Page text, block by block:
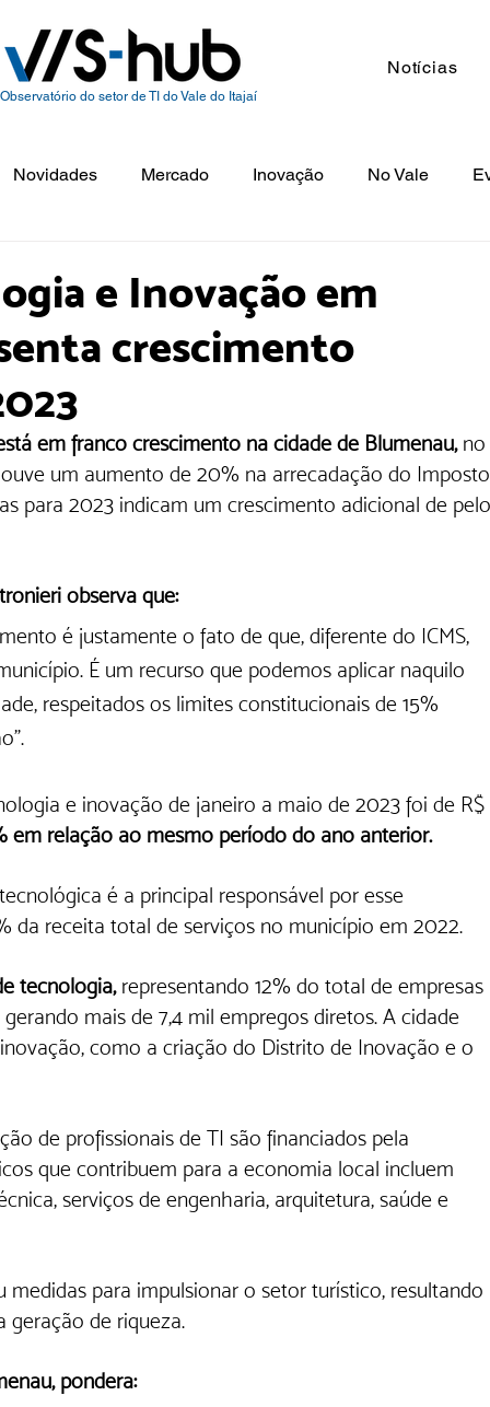
Observatório do setor de TI do Vale do Itajaí
Notícias
Novidades Mercado Inovação No Vale
e Inovação em
crescimento
em franco crescimento na cidade de Blumenau, no
um aumento de 20% na arrecadação do
para 2023 indicam um crescimento adicional de
observa que:
é justamente o fato de que, diferente do ICMS,
É um recurso que podemos aplicar naquilo
respeitados os limites constitucionais de 15%
e inovação de janeiro a maio de 2023 foi de R$
em relação ao mesmo período do ano anterior.
da receita total de serviços no município em 2022.
tecnologia, representando 12% do total de empresas
mais de 7,4 mil empregos diretos. A cidade
como a criação do Distrito de Inovação e o
de profissionais de TI são financiados pela
que contribuem para a economia local incluem
serviços de engenharia, arquitetura, saúde e
geração de riqueza.
pondera: